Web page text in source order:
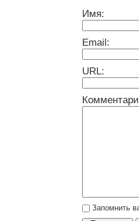
Имя:
Email:
URL:
Запомнить